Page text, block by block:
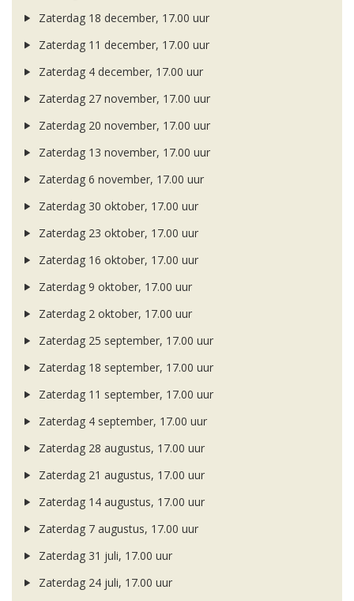
Zaterdag 18 december, 17.00 uur
Zaterdag 11 december, 17.00 uur
Zaterdag 4 december, 17.00 uur
Zaterdag 27 november, 17.00 uur
Zaterdag 20 november, 17.00 uur
Zaterdag 13 november, 17.00 uur
Zaterdag 6 november, 17.00 uur
Zaterdag 30 oktober, 17.00 uur
Zaterdag 23 oktober, 17.00 uur
Zaterdag 16 oktober, 17.00 uur
Zaterdag 9 oktober, 17.00 uur
Zaterdag 2 oktober, 17.00 uur
Zaterdag 25 september, 17.00 uur
Zaterdag 18 september, 17.00 uur
Zaterdag 11 september, 17.00 uur
Zaterdag 4 september, 17.00 uur
Zaterdag 28 augustus, 17.00 uur
Zaterdag 21 augustus, 17.00 uur
Zaterdag 14 augustus, 17.00 uur
Zaterdag 7 augustus, 17.00 uur
Zaterdag 31 juli, 17.00 uur
Zaterdag 24 juli, 17.00 uur